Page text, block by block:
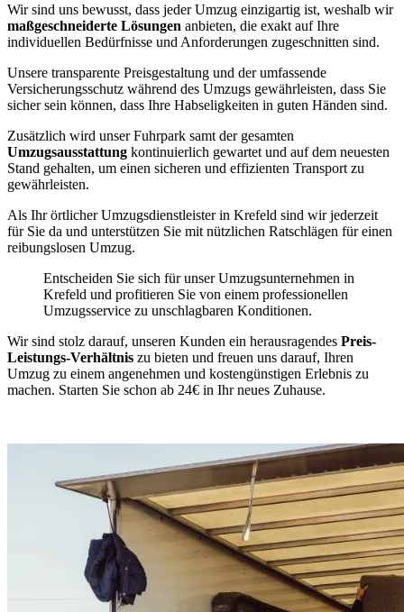
Wir sind uns bewusst, dass jeder Umzug einzigartig ist, weshalb wir
maßgeschneiderte Lösungen anbieten, die exakt auf Ihre
individuellen Bedürfnisse und Anforderungen zugeschnitten sind.
Unsere transparente Preisgestaltung und der umfassende
Versicherungsschutz während des Umzugs gewährleisten, dass Sie
sicher sein können, dass Ihre Habseligkeiten in guten Händen sind.
Zusätzlich wird unser Fuhrpark samt der gesamten
Umzugsausstattung kontinuierlich gewartet und auf dem neuesten
Stand gehalten, um einen sicheren und effizienten Transport zu
gewährleisten.
Als Ihr örtlicher Umzugsdienstleister in Krefeld sind wir jederzeit
für Sie da und unterstützen Sie mit nützlichen Ratschlägen für einen
reibungslosen Umzug.
Entscheiden Sie sich für unser Umzugsunternehmen in
Krefeld und profitieren Sie von einem professionellen
Umzugsservice zu unschlagbaren Konditionen.
Wir sind stolz darauf, unseren Kunden ein herausragendes Preis-
Leistungs-Verhältnis zu bieten und freuen uns darauf, Ihren
Umzug zu einem angenehmen und kostengünstigen Erlebnis zu
machen. Starten Sie schon ab 24€ in Ihr neues Zuhause.